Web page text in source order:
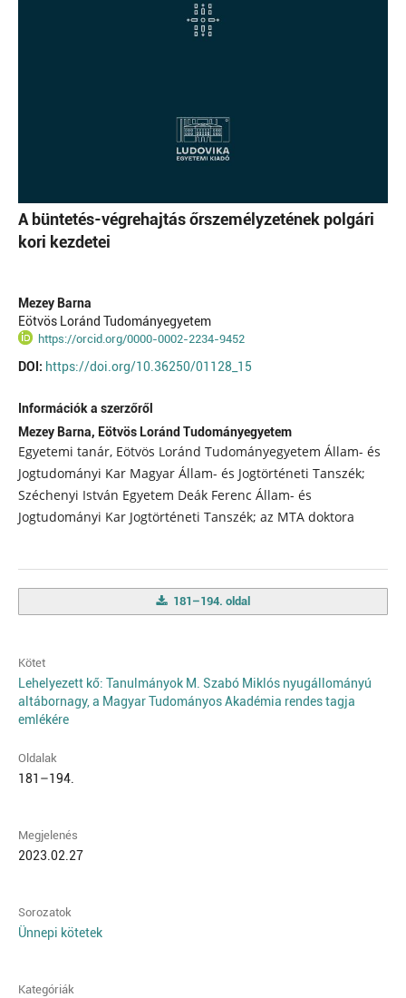
A büntetés-végrehajtás őrszemélyzetének polgári
kori kezdetei
Mezey Barna
Eötvös Loránd Tudományegyetem
https://orcid.org/0000-0002-2234-9452
DOI: https://doi.org/10.36250/01128_15
Információk a szerzőről
Mezey Barna, Eötvös Loránd Tudományegyetem
Egyetemi tanár, Eötvös Loránd Tudományegyetem Állam- és
Jogtudományi Kar Magyar Állam- és Jogtörténeti Tanszék;
Széchenyi István Egyetem Deák Ferenc Állam- és
Jogtudományi Kar Jogtörténeti Tanszék; az MTA doktora
181–194. oldal
Kötet
Lehelyezett kő: Tanulmányok M. Szabó Miklós nyugállományú
altábornagy, a Magyar Tudományos Akadémia rendes tagja
emlékére
Oldalak
181–194.
Megjelenés
2023.02.27
Sorozatok
Ünnepi kötetek
Kategóriák